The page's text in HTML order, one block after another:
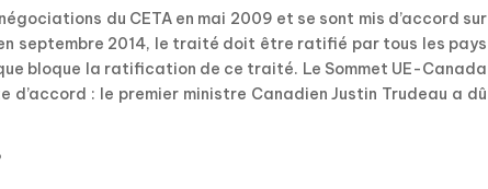
du CETA en mai 2009 et se sont mis d’accord sur
septembre 2014, le traité doit être ratifié par tous les pays
bloque la ratification de ce traité. Le Sommet UE-Canada
: le premier ministre Canadien Justin Trudeau a dû